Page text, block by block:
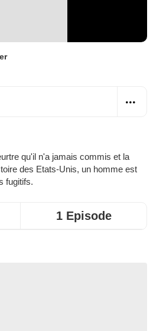
qu'il n'a jamais commis et la
des Etats-Unis, un homme est
fugitifs.
1 Episode